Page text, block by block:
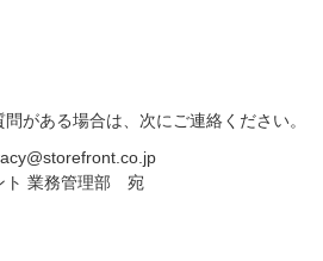
がある場合は、次にご連絡ください。
ト 業務管理部 宛